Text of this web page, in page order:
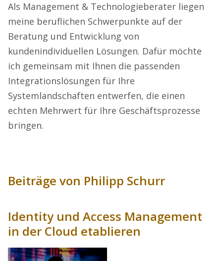
Als Management & Technologieberater liegen
meine beruflichen Schwerpunkte auf der
Beratung und Entwicklung von
kundenindividuellen Lösungen. Dafür möchte
ich gemeinsam mit Ihnen die passenden
Integrationslösungen für Ihre
Systemlandschaften entwerfen, die einen
echten Mehrwert für Ihre Geschäftsprozesse
bringen.
Beiträge von Philipp Schurr
Identity und Access Management
in der Cloud etablieren